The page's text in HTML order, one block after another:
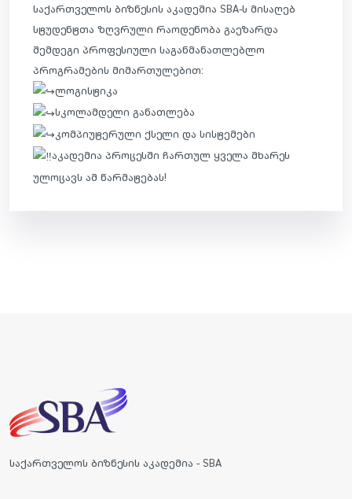
საქართველოს ბიზნესის აკადემია SBA-ს მისაღებ
სტუდენტთა ზღვრული რაოდენობა გაეზარდა
შემდეგი პროფესიული საგანმანათლებლო
პროგრამების მიმართულებით:
ლოგისტიკა
სკოლამდელი განათლება
კომპიუტერული ქსელი და სისტემები
აკადემია პროცესში ჩართულ ყველა მხარეს
ულოცავს ამ წარმატებას!
საქართველოს ბიზნესის აკადემია - SBA